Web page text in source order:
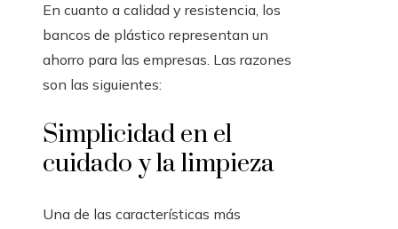
En cuanto a calidad y resistencia, los
bancos de plástico representan un
ahorro para las empresas. Las razones
son las siguientes:
Simplicidad en el
cuidado y la limpieza
Una de las características más